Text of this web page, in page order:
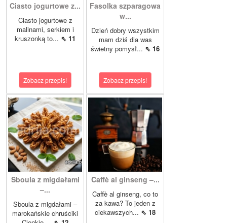
Ciasto jogurtowe z...
Ciasto jogurtowe z
malinami, serkiem i
kruszonką to... ⇖ 11
Zobacz przepis!
Fasolka szparagowa
w...
Dzień dobry wszystkim
mam dziś dla was
świetny pomysł... ⇖ 16
Zobacz przepis!
Sboula z migdałami
–...
Sboula z migdałami –
marokańskie chruściki
Caffè al ginseng –...
Caffè al ginseng, co to
za kawa? To jeden z
ciekawszych... ⇖ 18